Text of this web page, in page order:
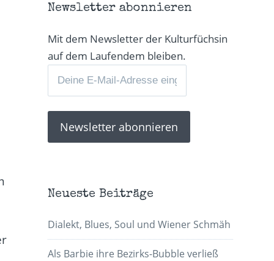
Newsletter abonnieren
Mit dem Newsletter der Kulturfüchsin
auf dem Laufendem bleiben.
Neueste Beiträge
Dialekt, Blues, Soul und Wiener Schmäh
Als Barbie ihre Bezirks-Bubble verließ